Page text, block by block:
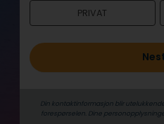
PRIVAT
Din kontaktinformasjon blir
forespørselen. Dine